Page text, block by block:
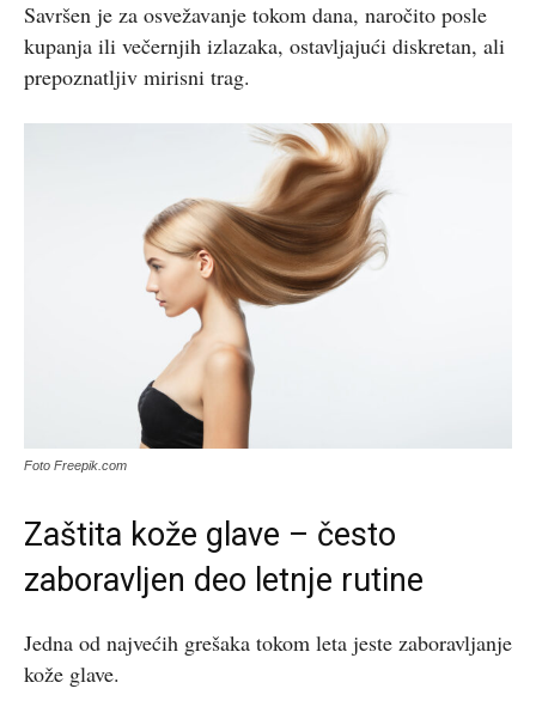
Savršen je za osvežavanje tokom dana, naročito posle
kupanja ili večernjih izlazaka, ostavljajući diskretan, ali
prepoznatljiv mirisni trag.
Foto Freepik.com
Zaštita kože glave – često
zaboravljen deo letnje rutine
Jedna od najvećih grešaka tokom leta jeste zaboravljanje
kože glave.